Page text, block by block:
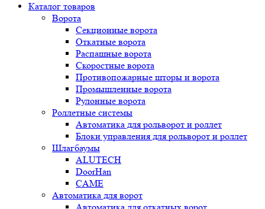
Каталог товаров
Ворота
Секционные ворота
Откатные ворота
Распашные ворота
Скоростные ворота
Противопожарные шторы и ворота
Промышленные ворота
Рулонные ворота
Роллетные системы
Автоматика для рольворот и роллет
Блоки управления для рольворот и роллет
Шлагбаумы
ALUTECH
DoorHan
CAME
Автоматика для ворот